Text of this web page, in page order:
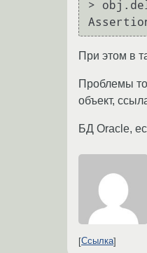
>
При этом в
Проблемы
объект,
БД Oracle,
Ссылка